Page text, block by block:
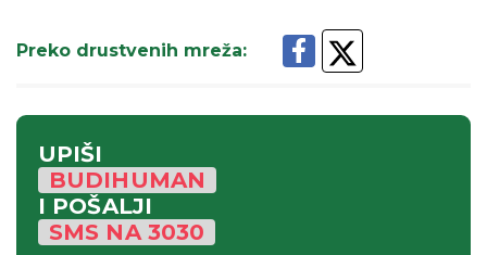
Preko drustvenih mreža:
UPIŠI
BUDIHUMAN
I POŠALJI
SMS NA3030